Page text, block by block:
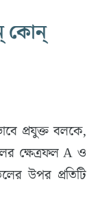
কোন্
প্রযুক্ত বলকে,
ক্ষেত্রফল A ও
উপর প্রতিটি